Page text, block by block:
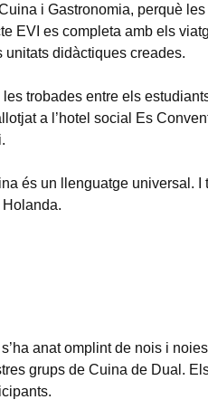
i Gastronomia, perquè
EVI es completa amb els
didàctiques creades.
trobades entre els
a l’hotel social Es
és un llenguatge universal.
anat omplint de nois i
grups de Cuina de Dual.